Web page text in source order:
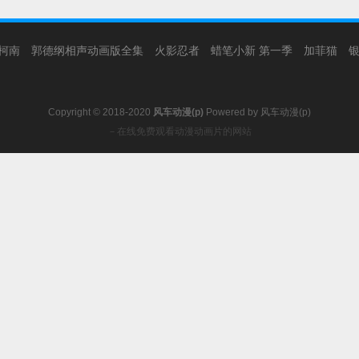
南 郭德纲相声动画版全集 火影忍者 蜡笔小新 第一季 加菲猫
Copyright © 2018-2020 风车动漫(p) Powered by 风车动漫(p)
－在线免费观看动漫动画片的网站